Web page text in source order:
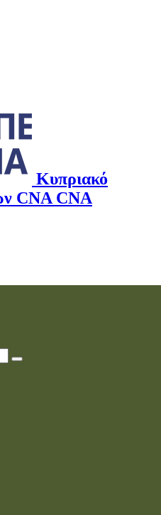
Κυπριακό
CNA CNA